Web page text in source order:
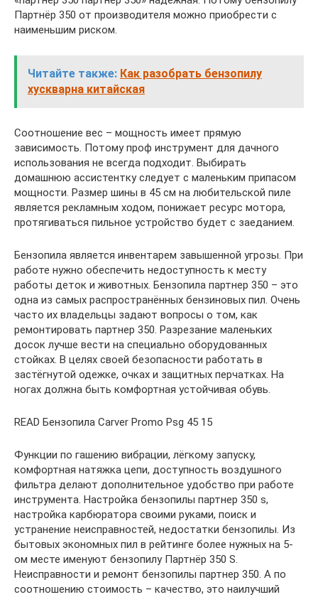
Партнёр 350 от производителя можно приобрести с
наименьшим риском.
Читайте также: Как разобрать бензопилу
хускварна китайская
Соотношение вес – мощность имеет прямую
зависимость. Потому проф инструмент для дачного
использования не всегда подходит. Выбирать
домашнюю ассистентку следует с маленьким припасом
мощности. Размер шины в 45 см на любительской пиле
является рекламным ходом, понижает ресурс мотора,
протягиваться пильное устройство будет с заеданием.
Бензопила является инвентарем завышенной угрозы. При
работе нужно обеспечить недоступность к месту
работы деток и животных. Бензопила партнер 350 – это
одна из самых распространённых бензиновых пил. Очень
часто их владельцы задают вопросы о том, как
ремонтировать партнер 350. Разрезание маленьких
досок лучше вести на специально оборудованных
стойках. В целях своей безопасности работать в
застёгнутой одежке, очках и защитных перчатках. На
ногах должна быть комфортная устойчивая обувь.
READ Бензопила Carver Promo Psg 45 15
Функции по гашению вибрации, лёгкому запуску,
комфортная натяжка цепи, доступность воздушного
фильтра делают дополнительное удобство при работе
инструмента. Настройка бензопилы партнер 350 s,
настройка карбюратора своими руками, поиск и
устранение неисправностей, недостатки бензопилы. Из
бытовых экономных пил в рейтинге более нужных на 5-
ом месте именуют бензопилу Партнёр 350 S.
Неисправности и ремонт бензопилы партнер 350. А по
соотношению стоимость – качество, это наилучший